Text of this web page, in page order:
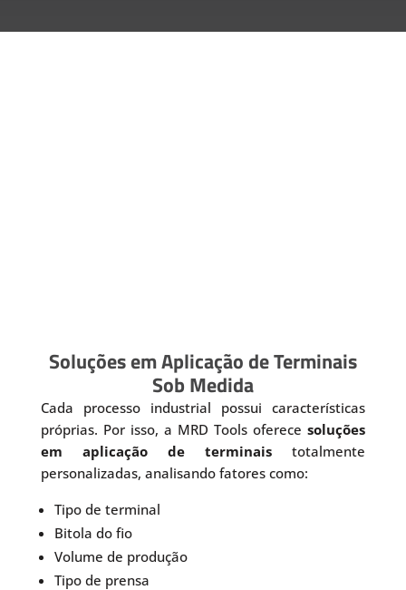
Soluções em Aplicação de Terminais
Sob Medida
Cada processo industrial possui características
próprias. Por isso, a MRD Tools oferecesoluções
em aplicação de terminais totalmente
personalizadas, analisando fatores como:
Tipo de terminal
Bitola do fio
Volume de produção
Tipo de prensa